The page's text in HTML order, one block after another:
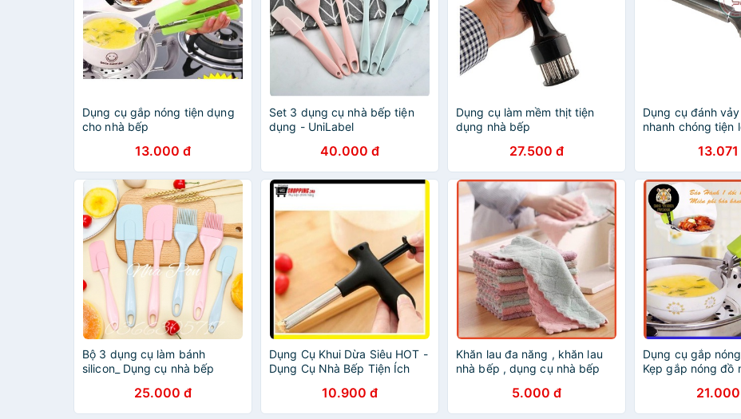
Dụng cụ gắp nóng tiện dụng
cho nhà bếp
13.000 đ
Set 3 dụng cụ nhà bếp tiện
dụng - UniLabel
40.000 đ
Dụng cụ làm mềm thịt tiện
dụng nhà bếp
27.500 đ
Dụng cụ đánh
nhanh chóng tiện
Bộ 3 dụng cụ làm bánh
silicon_ Dụng cụ nhà bếp
25.000 đ
Dụng Cụ Khui Dừa Siêu HOT -
Dụng Cụ Nhà Bếp Tiện Ích
10.900 đ
Khăn lau đa năng , khăn lau
nhà bếp , dụng cụ nhà bếp
5.000 đ
Dụng cụ gắp
Kẹp gắp nóng đồ